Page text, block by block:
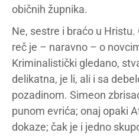
običnih župnika.
Ne, sestre i braćo u
reč je – naravno – o
Kriminalistički gledano,
delikatna, je li, ali i sa
pozadinom. Simeon
punom evrića; onaj opaki
dokaze; čak je i jedno